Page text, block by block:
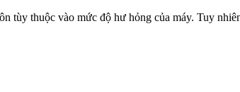
thuộc vào mức độ hư hỏng của máy. Tuy